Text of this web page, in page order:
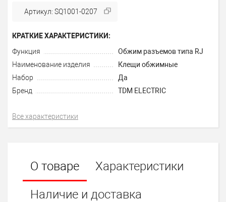
Артикул: SQ1001-0207
КРАТКИЕ ХАРАКТЕРИСТИКИ:
Функция
Обжим разъемов типа RJ
Наименование изделия
Клещи обжимные
Набор
Да
Бренд
TDM ELECTRIC
Все характеристики
О товаре
Характеристики
Наличие и доставка